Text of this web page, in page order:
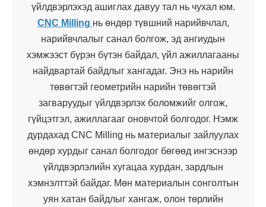
үйлдвэрлэхэд ашиглах давуу тал нь чухал юм.
CNC Milling нь өндөр түвшний нарийвчлал,
нарийвчлалыг санал болгож, эд ангиудын
хэмжээст бүрэн бүтэн байдал, үйл ажиллагааны
найдвартай байдлыг хангадаг. Энэ нь нарийн
төвөгтэй геометрийн нарийн төвөгтэй
загваруудыг үйлдвэрлэх боломжийг олгож,
гүйцэтгэл, ажиллагааг оновчтой болгодог. Нэмж
дурдахад CNC Milling нь материалыг зайлуулах
өндөр хурдыг санал болгодог бөгөөд ингэснээр
үйлдвэрлэлийн хугацаа хурдан, зардлын
хэмнэлттэй байдаг. Мөн материалын сонголтын
уян хатан байдлыг хангаж, олон төрлийн